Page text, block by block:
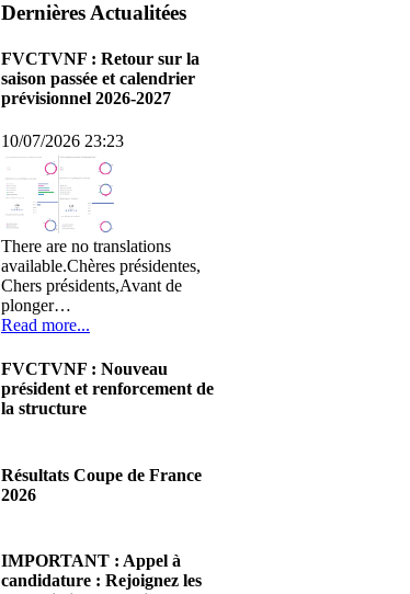
Dernières Actualitées
FVCTVNF : Retour sur la
saison passée et calendrier
prévisionnel 2026-2027
10/07/2026 23:23
There are no translations
available.Chères présidentes,
Chers présidents,Avant de
plonger…
Read more...
FVCTVNF : Nouveau
président et renforcement de
la structure
There are no translations
available.Chères Présidentes,
Read more...
Résultats Coupe de France
2026
There are no translations
available.Cliquez sur ce lien
IMPORTANT : Appel à
candidature : Rejoignez les